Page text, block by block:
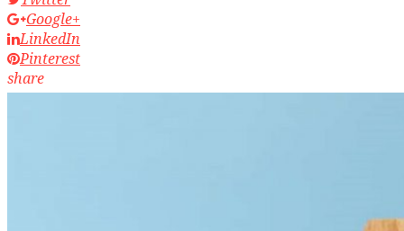
Google+
LinkedIn
Pinterest
share